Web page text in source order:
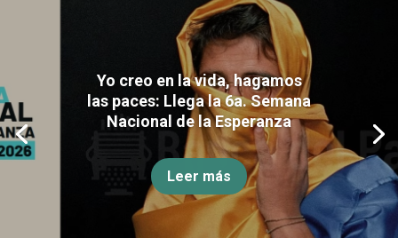
Yo creo en la vida, hagamos
las paces: Llega la 6a. Semana
Nacional de la Esperanza
Leer más